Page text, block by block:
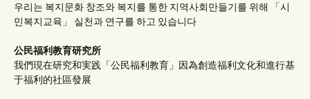
우리는 복지문화 창조와 복지를 통한 지역사회만들기를 위해 「시
민복지교육」 실천과 연구를 하고 있습니다
公民福利教育研究所
我們現在研究和実践「公民福利教育」因為創造福利文化和進行基
于福利的社區發展